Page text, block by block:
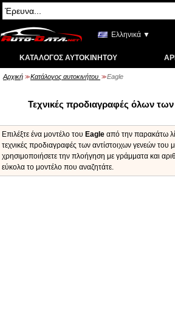
Ελληνικά ▼
ΚΑΤΆΛΟΓΟΣ ΑΥΤΟΚΙΝΉΤΟΥ API
Αρχική >> Κατάλογος αυτοκινήτου >> Eagle
Τεχνικές προδιαγραφές όλων
Επιλέξτε ένα μοντέλο του Eagle από την παρακάτω
τεχνικές προδιαγραφές των αντίστοιχων γενεών του
χρησιμοποιήσετε την πλοήγηση με γράμματα και
εύκολα το μοντέλο που αναζητάτε.